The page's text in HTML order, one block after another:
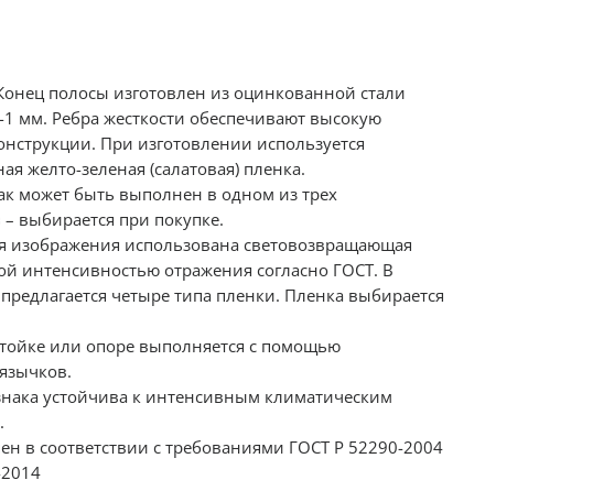
полосы изготовлен из оцинкованной стали
мм. Ребра жесткости обеспечивают высокую
При изготовлении используется
желто-зеленая (салатовая) пленка.
может быть выполнен в одном из трех
выбирается при покупке.
изображения использована световозвращающая
интенсивностью отражения согласно ГОСТ. В
четыре типа пленки. Пленка выбирается
или опоре выполняется с помощью
устойчива к интенсивным климатическим
в соответствии с требованиями ГОСТ Р 52290-2004